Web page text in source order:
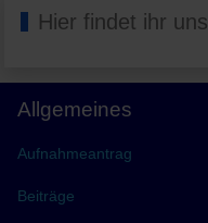
Hier findet ihr uns
Allgemeines
Aufnahmeantrag
Beiträge